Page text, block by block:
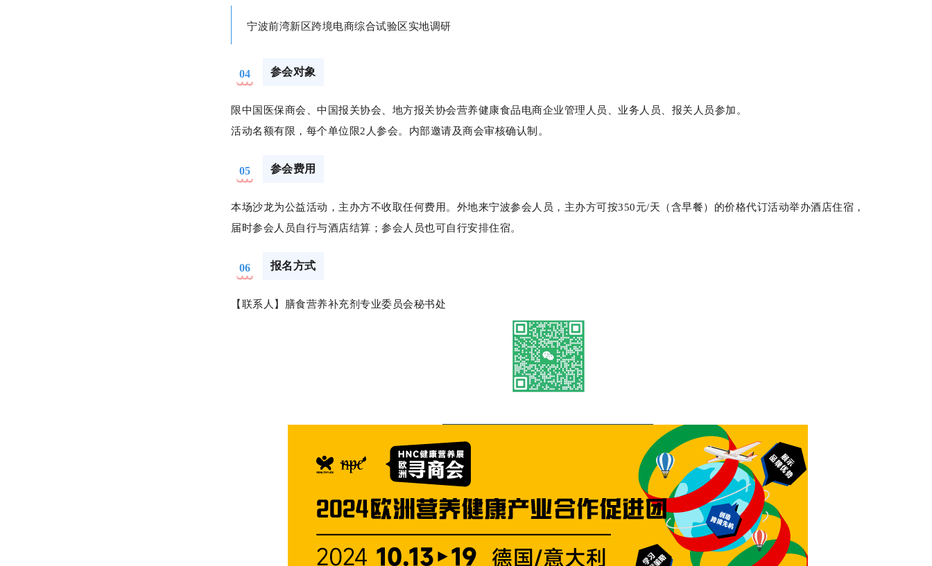
宁波前湾新区跨境电商综合试验区实地调研
04 参会对象
限中国医保商会、中国报关协会、地方报关协会营养健康食品电商企业管理人员、业务人员、报关人员参加。
活动名额有限，每个单位限2人参会。内部邀请及商会审核确认制。
05 参会费用
本场沙龙为公益活动，主办方不收取任何费用。外地来宁波参会人员，主办方可按350元/天（含早餐）的价格代订活动举办酒店住宿，
届时参会人员自行与酒店结算；参会人员也可自行安排住宿。
06 报名方式
【联系人】膳食营养补充剂专业委员会秘书处